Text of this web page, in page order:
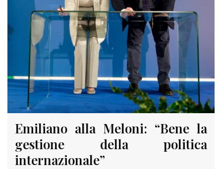
Emiliano alla Meloni: “Bene la
gestione della politica
internazionale”